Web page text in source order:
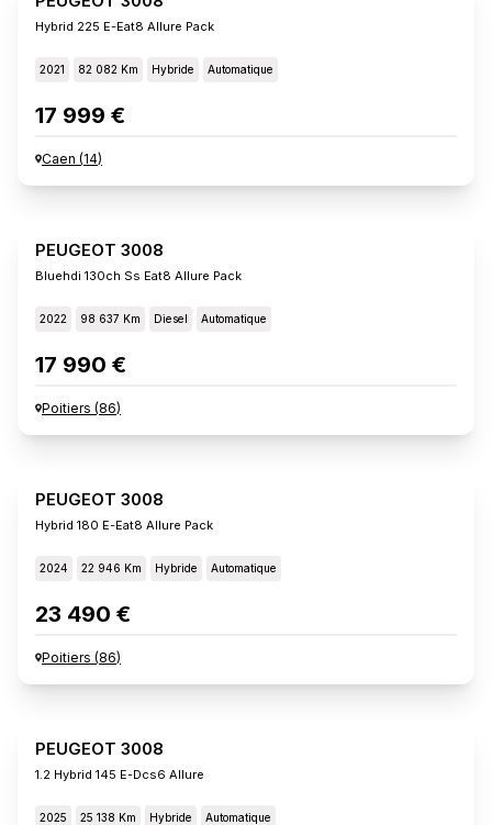
Hybrid 225 E-Eat8 Allure Pack
2021 82 082 Km Hybride Automatique
17 999 €
Caen (14)
PEUGEOT 3008
Bluehdi 130ch Ss Eat8 Allure Pack
2022 98 637 Km Diesel Automatique
17 990 €
Poitiers (86)
PEUGEOT 3008
Hybrid 180 E-Eat8 Allure Pack
2024 22 946 Km Hybride Automatique
23 490 €
Poitiers (86)
PEUGEOT 3008
1.2 Hybrid 145 E-Dcs6 Allure
2025 25 138 Km Hybride Automatique